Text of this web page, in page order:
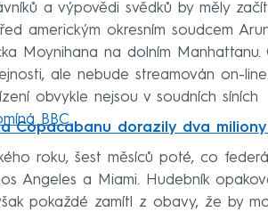
a výpovědi svědků by měly
americkým okresním soudcem
Moynihana na dolním Manhattanu.
ale nebude streamován on-
obvykle nejsou v soudních síních
BBC.
Copacabanu dorazily dva
roku, šest měsíců poté, co
Angeles a Miami. Hudebník
pokaždé zamítl z obavy, že by